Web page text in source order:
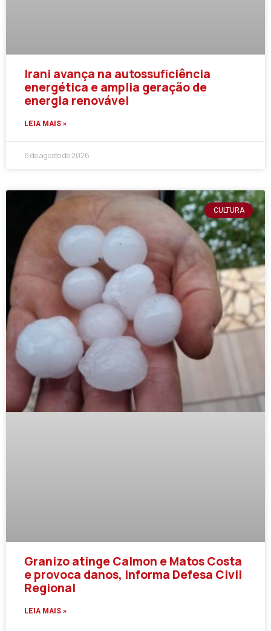
Irani avança na autossuficiência
energética e amplia geração de
energia renovável
LEIA MAIS »
6 de agosto de 2026
CULTURA
Granizo atinge Calmon e Matos Costa
e provoca danos, informa Defesa Civil
Regional
LEIA MAIS »